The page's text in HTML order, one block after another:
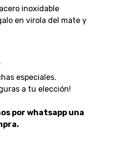
inoxidable
en virola del mate y
especiales.
a tu elección!
por whatsapp una